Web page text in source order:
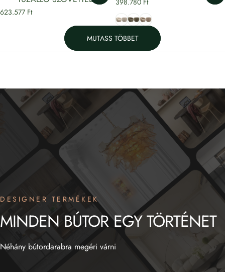
623.577 Ft TigerZöldvilágosbarna
MUTASS TÖBBET
DESIGNER TERMÉKEK
MINDEN BÚTOREGY TÖRTÉNET
Néhány bútordarabra megéri várni